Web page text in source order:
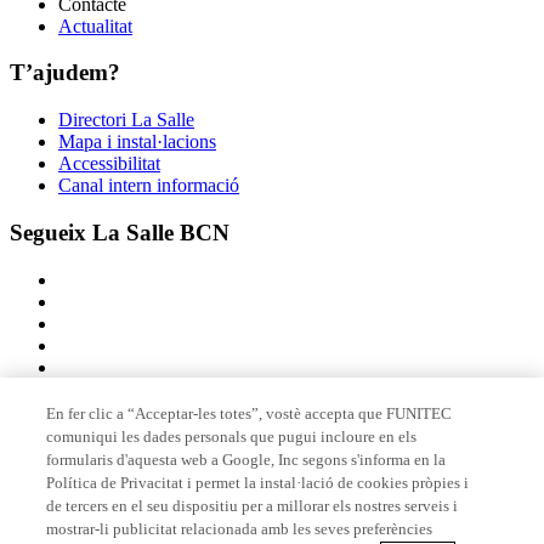
Actualitat
T’ajudem?
Directori La Salle
Mapa i instal·lacions
Accessibilitat
Canal intern informació
Segueix La Salle BCN
Membre de
Acreditacions
En fer clic a “Acceptar-les totes”, vostè accepta que FUNITEC
comuniqui les dades personals que pugui incloure en els
formularis d'aquesta web a Google, Inc segons s'informa en la
Política de Privacitat i permet la instal·lació de cookies pròpies i
de tercers en el seu dispositiu per a millorar els nostres serveis i
mostrar-li publicitat relacionada amb les seves preferències